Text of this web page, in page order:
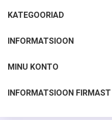
KATEGOORIAD
INFORMATSIOON
MINU KONTO
INFORMATSIOON FIRMAST